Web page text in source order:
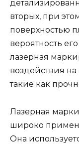
вторых, при
поверхностью
вероятность
лазерная
воздействия
такие как
Лазерная
широко
Она